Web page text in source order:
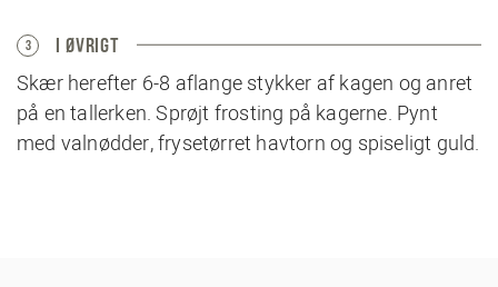
3 I ØVRIGT
Skær herefter 6-8 aflange stykker af kagen og anret
på en tallerken. Sprøjt frosting på kagerne. Pynt
med valnødder, frysetørret havtorn og spiseligt guld.